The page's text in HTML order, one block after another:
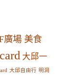
廣場 美食
大邱一
大邱自由行 明洞